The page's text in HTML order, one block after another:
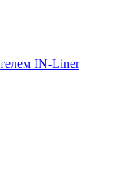
IN-Liner